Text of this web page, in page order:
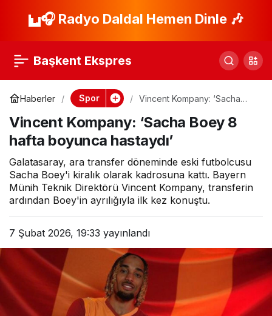
🎧 Radyo Daldal Hemen Dinle 🎶
Başkent Ekspres
Haberler Spor
Vincent Kompany: ‘Sacha
hastaydı’
Vincent Kompany: ‘Sacha Boey 8
hafta boyunca hastaydı’
Galatasaray, ara transfer döneminde eski futbolcusu
Sacha Boey'i kiralık olarak kadrosuna kattı. Bayern
Münih Teknik Direktörü Vincent Kompany, transferin
ardından Boey'in ayrılığıyla ilk kez konuştu.
7 Şubat 2026, 19:33 yayınlandı
Fenerbahçe’nin yeni
Guendouzi için
çarpıcı sözler! ‘Tam
bir baş belasıydı’
Paylaş